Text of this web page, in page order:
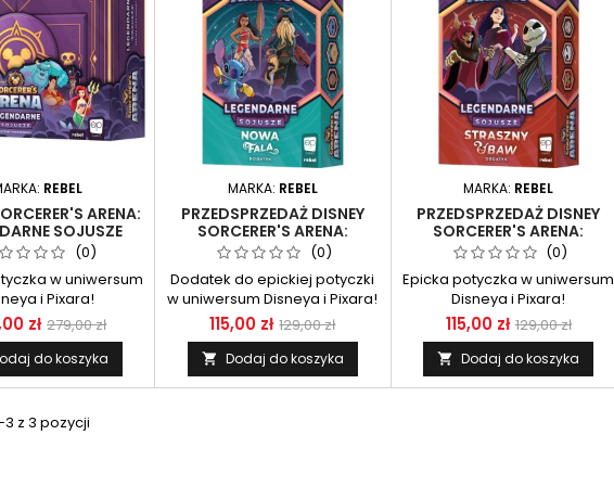
REBEL
ARENA:
SOJUSZE
(0)
w uniwersum
i Pixara!
zł 279,00 zł
do koszyka
MARKA: REBEL
PRZEDSPRZEDAŻ DISNEY
SORCERER'S ARENA:
LEGENDARNE SOJUSZE -
NOWA FALA
(0)
Dodatek do epickiej potyczki
w uniwersum Disneya i Pixara!
115,00 zł 129,00 zł
 Dodaj do koszyka
MARKA: REBEL
PRZEDSPRZEDAŻ DISNEY
SORCERER'S ARENA:
LEGENDARNE SOJUSZE -
STRASZNY UBAW
(0)
Epicka potyczka w uniwersum
Disneya i Pixara!
115,00 zł 129,00 zł
 Dodaj do koszyka
z 3 pozycji